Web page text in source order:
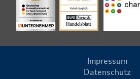
Impressum
Datenschutz